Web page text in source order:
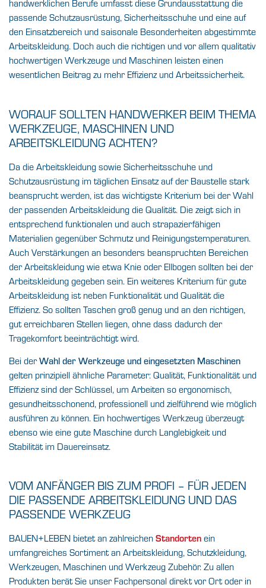
handwerklichen Berufe umfasst diese Grundausstattung die
passende Schutzausrüstung, Sicherheitsschuhe und eine auf
den Einsatzbereich und saisonale Besonderheiten abgestimmte
Arbeitskleidung. Doch auch die richtigen und vor allem qualitativ
hochwertigen Werkzeuge und Maschinen leisten einen
wesentlichen Beitrag zu mehr Effizienz und Arbeitssicherheit.
WORAUF SOLLTEN HANDWERKER BEIM THEMA
WERKZEUGE, MASCHINEN UND
ARBEITSKLEIDUNG ACHTEN?
Da die Arbeitskleidung sowie Sicherheitsschuhe und
Schutzausrüstung im täglichen Einsatz auf der Baustelle stark
beansprucht werden, ist das wichtigste Kriterium bei der Wahl
der passenden Arbeitskleidung die Qualität. Die zeigt sich in
entsprechend funktionalen und auch strapazierfähigen
Materialien gegenüber Schmutz und Reinigungstemperaturen.
Auch Verstärkungen an besonders beanspruchten Bereichen
der Arbeitskleidung wie etwa Knie oder Ellbogen sollten bei der
Arbeitskleidung gegeben sein. Ein weiteres Kriterium für gute
Arbeitskleidung ist neben Funktionalität und Qualität die
Effizienz. So sollten Taschen groß genug und an den richtigen,
gut erreichbaren Stellen liegen, ohne dass dadurch der
Tragekomfort beeinträchtigt wird.
Bei derWahl der Werkzeuge und eingesetzten Maschinen
gelten prinzipiell ähnliche Parameter: Qualität, Funktionalität und
Effizienz sind der Schlüssel, um Arbeiten so ergonomisch,
gesundheitsschonend, professionell und zielführend wie möglich
ausführen zu können. Ein hochwertiges Werkzeug überzeugt
ebenso wie eine gute Maschine durch Langlebigkeit und
Stabilität im Dauereinsatz.
VOM ANFÄNGER BIS ZUM PROFI – FÜR JEDEN
DIE PASSENDE ARBEITSKLEIDUNG UND DAS
PASSENDE WERKZEUG
BAUEN+LEBEN bietet an zahlreichen Standorten ein
umfangreiches Sortiment an Arbeitskleidung, Schutzkleidung,
Werkzeugen, Maschinen und Werkzeug Zubehör. Zu allen
Produkten berät Sie unser Fachpersonal direkt vor Ort oder in